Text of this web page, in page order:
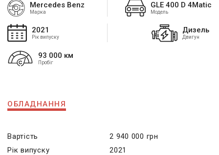
Mercedes Benz
Марка
GLE 400 D 4Matic
Модель
2021
Рік випуску
Дизель
Двигун
93 000 км
Пробіг
ОБЛАДНАННЯ
Вартість
2 940 000 грн
Рік випуску
2021